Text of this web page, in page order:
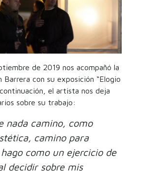
de 2019 nos acompañó la
Barrera con su exposición “Elogio
el artista nos deja
sobre su trabajo:
nada camino, como
camino para
como un ejercicio de
decidir sobre mis